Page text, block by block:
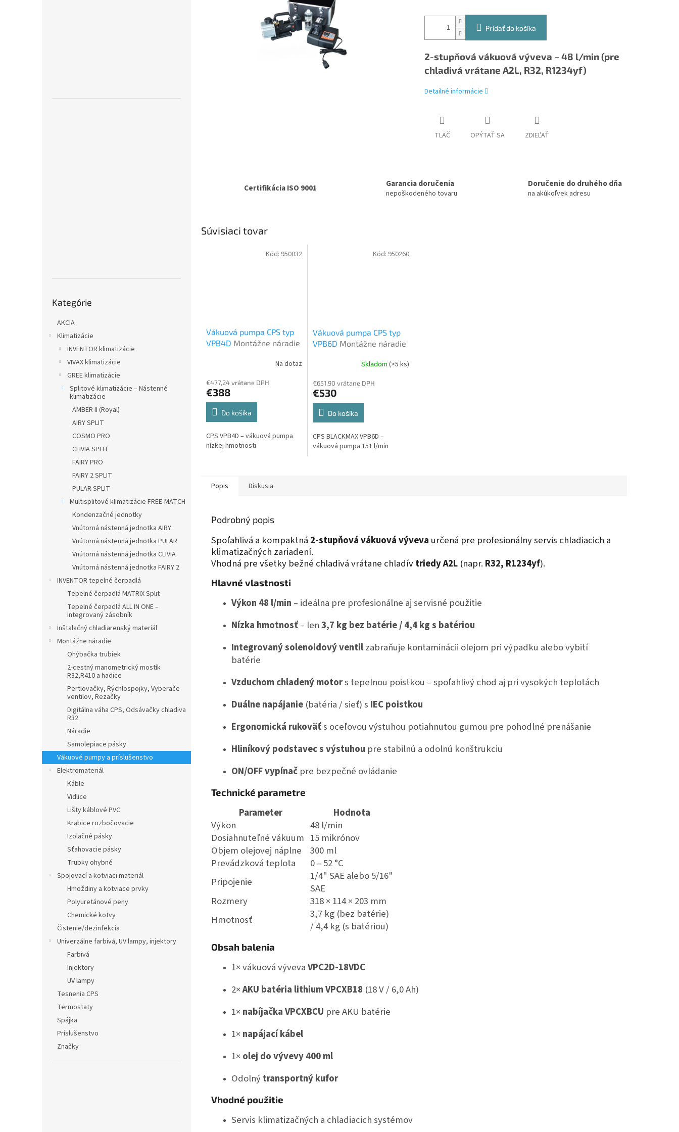
kategórie
Kategórie
AKCIA
Klimatizácie
INVENTOR klimatizácie
VIVAX klimatizácie
GREE klimatizácie
Splitové klimatizácie – Nástenné
klimatizácie
AMBER II (Royal)
AIRY SPLIT
COSMO PRO
CLIVIA SPLIT
FAIRY PRO
FAIRY 2 SPLIT
PULAR SPLIT
Multisplitové klimatizácie FREE-MATCH
Kondenzačné jednotky
Vnútorná nástenná jednotka AIRY
Vnútorná nástenná jednotka PULAR
Vnútorná nástenná jednotka CLIVIA
Vnútorná nástenná jednotka FAIRY 2
INVENTOR tepelné čerpadlá
Tepelné čerpadlá MATRIX Split
Tepelné čerpadlá ALL IN ONE –
Integrovaný zásobník
Inštalačný chladiarenský materiál
Montážne náradie
Ohýbačka trubiek
2-cestný manometrický mostík
R32,R410 a hadice
Pertlovačky, Rýchlospojky, Vyberače
ventilov, Rezačky
Digitálna váha CPS, Odsávačky chladiva
R32
Náradie
Samolepiace pásky
Vákuové pumpy a príslušenstvo
Elektromateriál
Káble
Vidlice
Lišty káblové PVC
Krabice rozbočovacie
Izolačné pásky
Sťahovacie pásky
Trubky ohybné
Spojovací a kotviaci materiál
Hmoždiny a kotviace prvky
Polyuretánové peny
Chemické kotvy
Čistenie/dezinfekcia
Univerzálne farbivá, UV lampy, injektory
Farbivá
Injektory
UV lampy
Tesnenia CPS
Termostaty
Spájka
Príslušenstvo
Značky
Pridať do košíka
2-stupňová vákuová výveva – 48 l/min (pre
chladivá vrátane A2L, R32, R1234yf)
Detailné informácie
TLAČ OPÝTAŤ SA ZDIEĽAŤ
Certifikácia ISO 9001 Garancia doručenia
nepoškodeného tovaru
Doručenie do druhého dňa
na akúkoľvek adresu
Súvisiaci tovar
Vákuová pumpa CPS typ
VPB4D Montážne náradie
Na dotaz
€477,24 vrátane DPH
€388
Do košíka
CPS VPB4D – vákuová pumpa
nízkej hmotnosti
Kód: 950032
Vákuová pumpa CPS typ
VPB6D Montážne náradie
Skladom (>5 ks)
€651,90 vrátane DPH
€530
Do košíka
CPS BLACKMAX VPB6D –
vákuová pumpa 151 l/min
Kód: 950260
Popis Diskusia
Podrobný popis
Spoľahlivá a kompaktná 2-stupňová vákuová výveva určená pre profesionálny servis chladiacich a
klimatizačných zariadení.
Vhodná pre všetky bežné chladivá vrátane chladívtriedy A2L (napr. R32, R1234yf).
Hlavné vlastnosti
Výkon 48 l/min – ideálna pre profesionálne aj servisné použitie
Nízka hmotnosť– len3,7 kg bez batérie / 4,4 kg s batériou
Integrovaný solenoidový ventilzabraňuje kontaminácii olejom pri výpadku alebo vybití
batérie
Vzduchom chladený motors tepelnou poistkou – spoľahlivý chod aj pri vysokých teplotách
Duálne napájanie (batéria / sieť) s IEC poistkou
Ergonomická rukoväťs oceľovou výstuhou potiahnutou gumou pre pohodlné prenášanie
Hliníkový podstavec s výstuhou pre stabilnú a odolnú konštrukciu
ON/OFF vypínač pre bezpečné ovládanie
Technické parametre
Parameter
Hodnota
Výkon
48 l/min
Dosiahnuteľné vákuum 15 mikrónov
Objem olejovej náplne
300 ml
Prevádzková teplota
0 – 52 °C
Pripojenie
1/4" SAE alebo 5/16"
SAE
Rozmery
318 × 114 × 203 mm
Hmotnosť
3,7 kg (bez batérie)
/ 4,4 kg (s batériou)
Obsah balenia
1× vákuová vývevaVPC2D-18VDC
2×AKU batéria lithium VPCXB18 (18 V / 6,0 Ah)
1× nabíjačka VPCXBCU pre AKU batérie
1× napájací kábel
1× olej do vývevy 400 ml
Odolnýtransportný kufor
Vhodné použitie
Servis klimatizačných a chladiacich systémov